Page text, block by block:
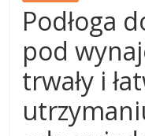
Podłoga
pod
trwały i